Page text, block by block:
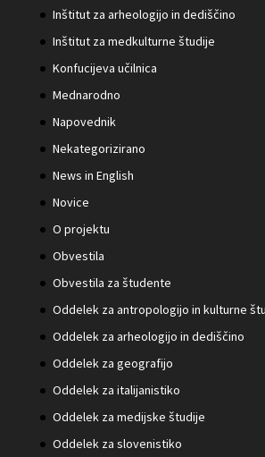
Inštitut za arheologijo in dediščino
Inštitut za medkulturne študije
Konfucijeva učilnica
Mednarodno
Napovednik
Nekategorizirano
News in English
Novice
O projektu
Obvestila
Obvestila za študente
Oddelek za antropologijo in kulturne
Oddelek za arheologijo in dediščino
Oddelek za geografijo
Oddelek za italijanistiko
Oddelek za medijske študije
Oddelek za slovenistiko